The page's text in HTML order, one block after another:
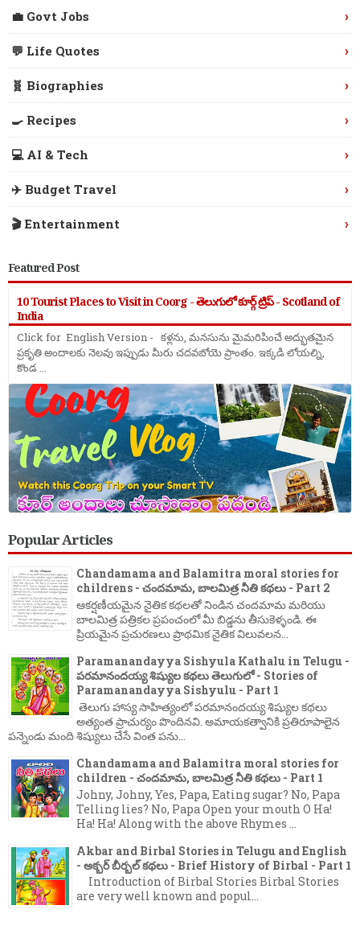
💼 Govt Jobs ›
💬 Life Quotes ›
🧬 Biographies ›
🍳 Recipes ›
💻 AI & Tech ›
✈️ Budget Travel ›
🎬 Entertainment ›
Featured Post
10 Tourist Places to Visit in Coorg - తెలుగులో కూర్గ్ ట్రిప్ - Scotland of
India
Click for English Version - కళ్లను, మనసును మైమరిపించే అద్భుతమైన
ప్రకృతి అందాలకు నెలవు ఇప్పుడు మీరు చదవబోయె ప్రాంతం. ఇక్కడి లోయల్ని,
కొండ ...
Popular Articles
Chandamama and Balamitra moral stories for
childrens - చందమామ, బాలమిత్ర నీతి కథలు - Part 2
ఆకర్షణీయమైన నైతిక కథలతో నిండిన చందమామ మరియు
బాలమిత్ర పత్రికల ప్రపంచంలో మీ బిడ్డను తీసుకెళ్ళండి. ఈ
ప్రియమైన ప్రచురణలు ప్రాథమిక నైతిక విలువలన...
Paramanandayya Sishyula Kathalu in Telugu -
పరమానందయ్య శిష్యుల కథలు తెలుగులో - Stories of
Paramanandayya Sishyulu - Part 1
తెలుగు హాస్య సాహిత్యంలో పరమానందయ్య శిష్యుల కథలు
అత్యంత ప్రాచుర్యం పొందినవి. అమాయకత్వానికి ప్రతిరూపాలైన
పన్నెండు మంది శిష్యులు చేసే వింత పను...
Chandamama and Balamitra moral stories for
children - చందమామ, బాలమిత్ర నీతి కథలు - Part 1
Johny, Johny, Yes, Papa, Eating sugar? No, Papa
Telling lies? No, Papa Open your mouth O Ha!
Ha! Ha! Along with the above Rhymes ...
Akbar and Birbal Stories in Telugu and English
- అక్బర్ బీర్బల్ కథలు - Brief History of Birbal - Part 1
Introduction of Birbal Stories Birbal Stories
are very well known and popul...